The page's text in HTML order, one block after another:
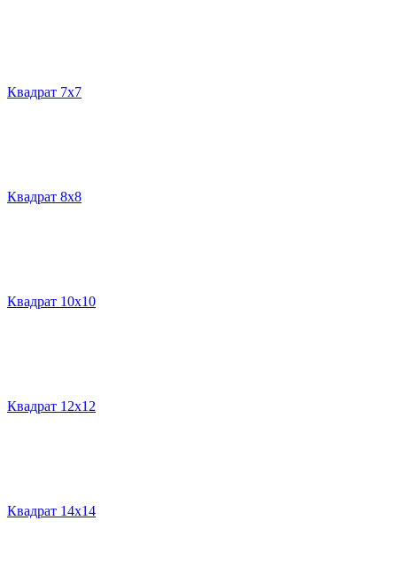
Квадрат 7х7
Квадрат 8х8
Квадрат 10х10
Квадрат 12х12
Квадрат 14х14